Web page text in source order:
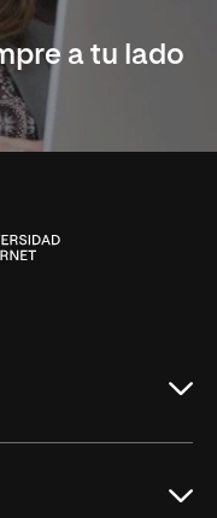
a tu lado